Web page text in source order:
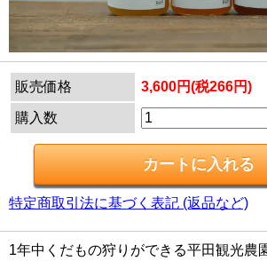
販売価格 3,600円(税266円)
購入数
特定商取引法に基づく表記 (返品など)
1年中くだもの狩りができる平田観光農